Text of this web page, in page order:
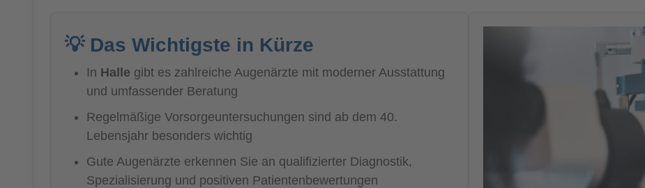
💡 Das Wichtigste in Kürze
In Halle gibt es zahlreiche Augenärzte mit moderner Ausstattung
und umfassender Beratung
Regelmäßige Vorsorgeuntersuchungen sind ab dem 40.
Lebensjahr besonders wichtig
Gute Augenärzte erkennen Sie an qualifizierter Diagnostik,
Spezialisierung und positiven Patientenbewertungen